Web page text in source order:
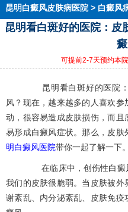
昆明白癜风皮肤病医院> 白癜风
昆明看白斑好的医院：皮
可提前2-7天预约本
昆明看白斑好的医院：
风？现在，越来越多的人喜欢
动，很容易造成皮肤损伤，而
易形成白癜风症状。那么，皮肤
明白癜风医院带你一起了解一下。
在临床中，创伤性白癜
我们的皮肤很脆弱。当皮肤被
谢紊乱、内分泌紊乱、皮肤免疫